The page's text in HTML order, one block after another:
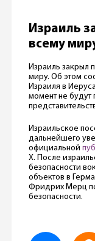
Израиль
всему
Израиль закрыл
миру. Об этом
Израиля в
момент не будут
Израильское
дальнейшего
официальной
X. После
безопасности
объектов в
Фридрих Мерц
безопасности.